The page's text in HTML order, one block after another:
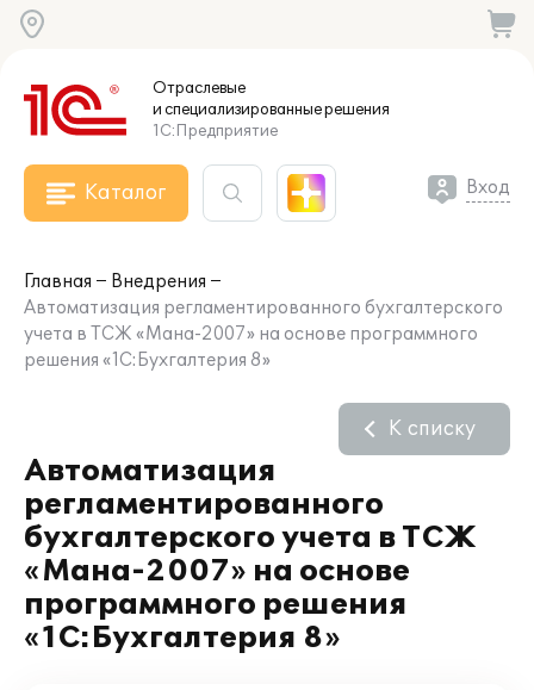
Отраслевые
и специализированныерешения
1С:Предприятие
Каталог Вход
Главная
Внедрения
Автоматизация регламентированного бухгалтерского
учета в ТСЖ «Мана-2007» на основе программного
решения «1С:Бухгалтерия 8»
Автоматизация
регламентированного
бухгалтерского учета в ТСЖ
«Мана-2007» на основе
программного решения
«1С:Бухгалтерия 8»
К списку